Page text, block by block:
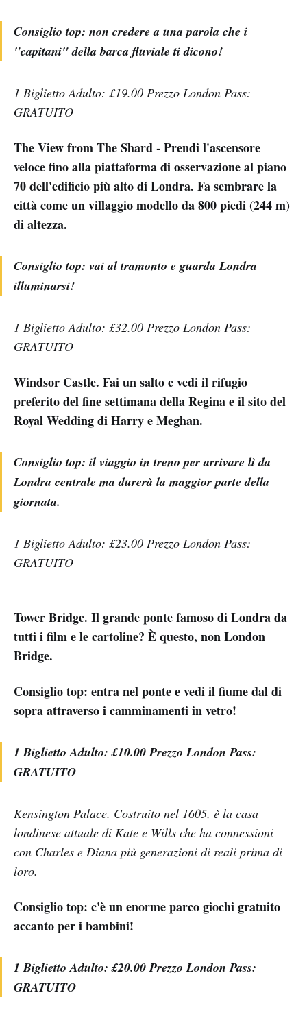
Consiglio top: non credere a una parola che i
"capitani" della barca fluviale ti dicono!
1 Biglietto Adulto: £19.00 Prezzo London Pass:
GRATUITO
The View from The Shard - Prendi l'ascensore
veloce fino alla piattaforma di osservazione al piano
70 dell'edificio più alto di Londra. Fa sembrare la
città come un villaggio modello da 800 piedi (244 m)
di altezza.
Consiglio top: vai al tramonto e guarda Londra
illuminarsi!
1 Biglietto Adulto: £32.00 Prezzo London Pass:
GRATUITO
Windsor Castle. Fai un salto e vedi il rifugio
preferito del fine settimana della Regina e il sito del
Royal Wedding di Harry e Meghan.
Consiglio top: il viaggio in treno per arrivare lì da
Londra centrale ma durerà la maggior parte della
giornata.
1 Biglietto Adulto: £23.00 Prezzo London Pass:
GRATUITO
Tower Bridge. Il grande ponte famoso di Londra da
tutti i film e le cartoline? È questo, non London
Bridge.
Consiglio top: entra nel ponte e vedi il fiume dal di
sopra attraverso i camminamenti in vetro!
1 Biglietto Adulto: £10.00 Prezzo London Pass:
GRATUITO
Kensington Palace. Costruito nel 1605, è la casa
londinese attuale di Kate e Wills che ha connessioni
con Charles e Diana più generazioni di reali prima di
loro.
Consiglio top: c'è un enorme parco giochi gratuito
accanto per i bambini!
1 Biglietto Adulto: £20.00 Prezzo London Pass:
GRATUITO